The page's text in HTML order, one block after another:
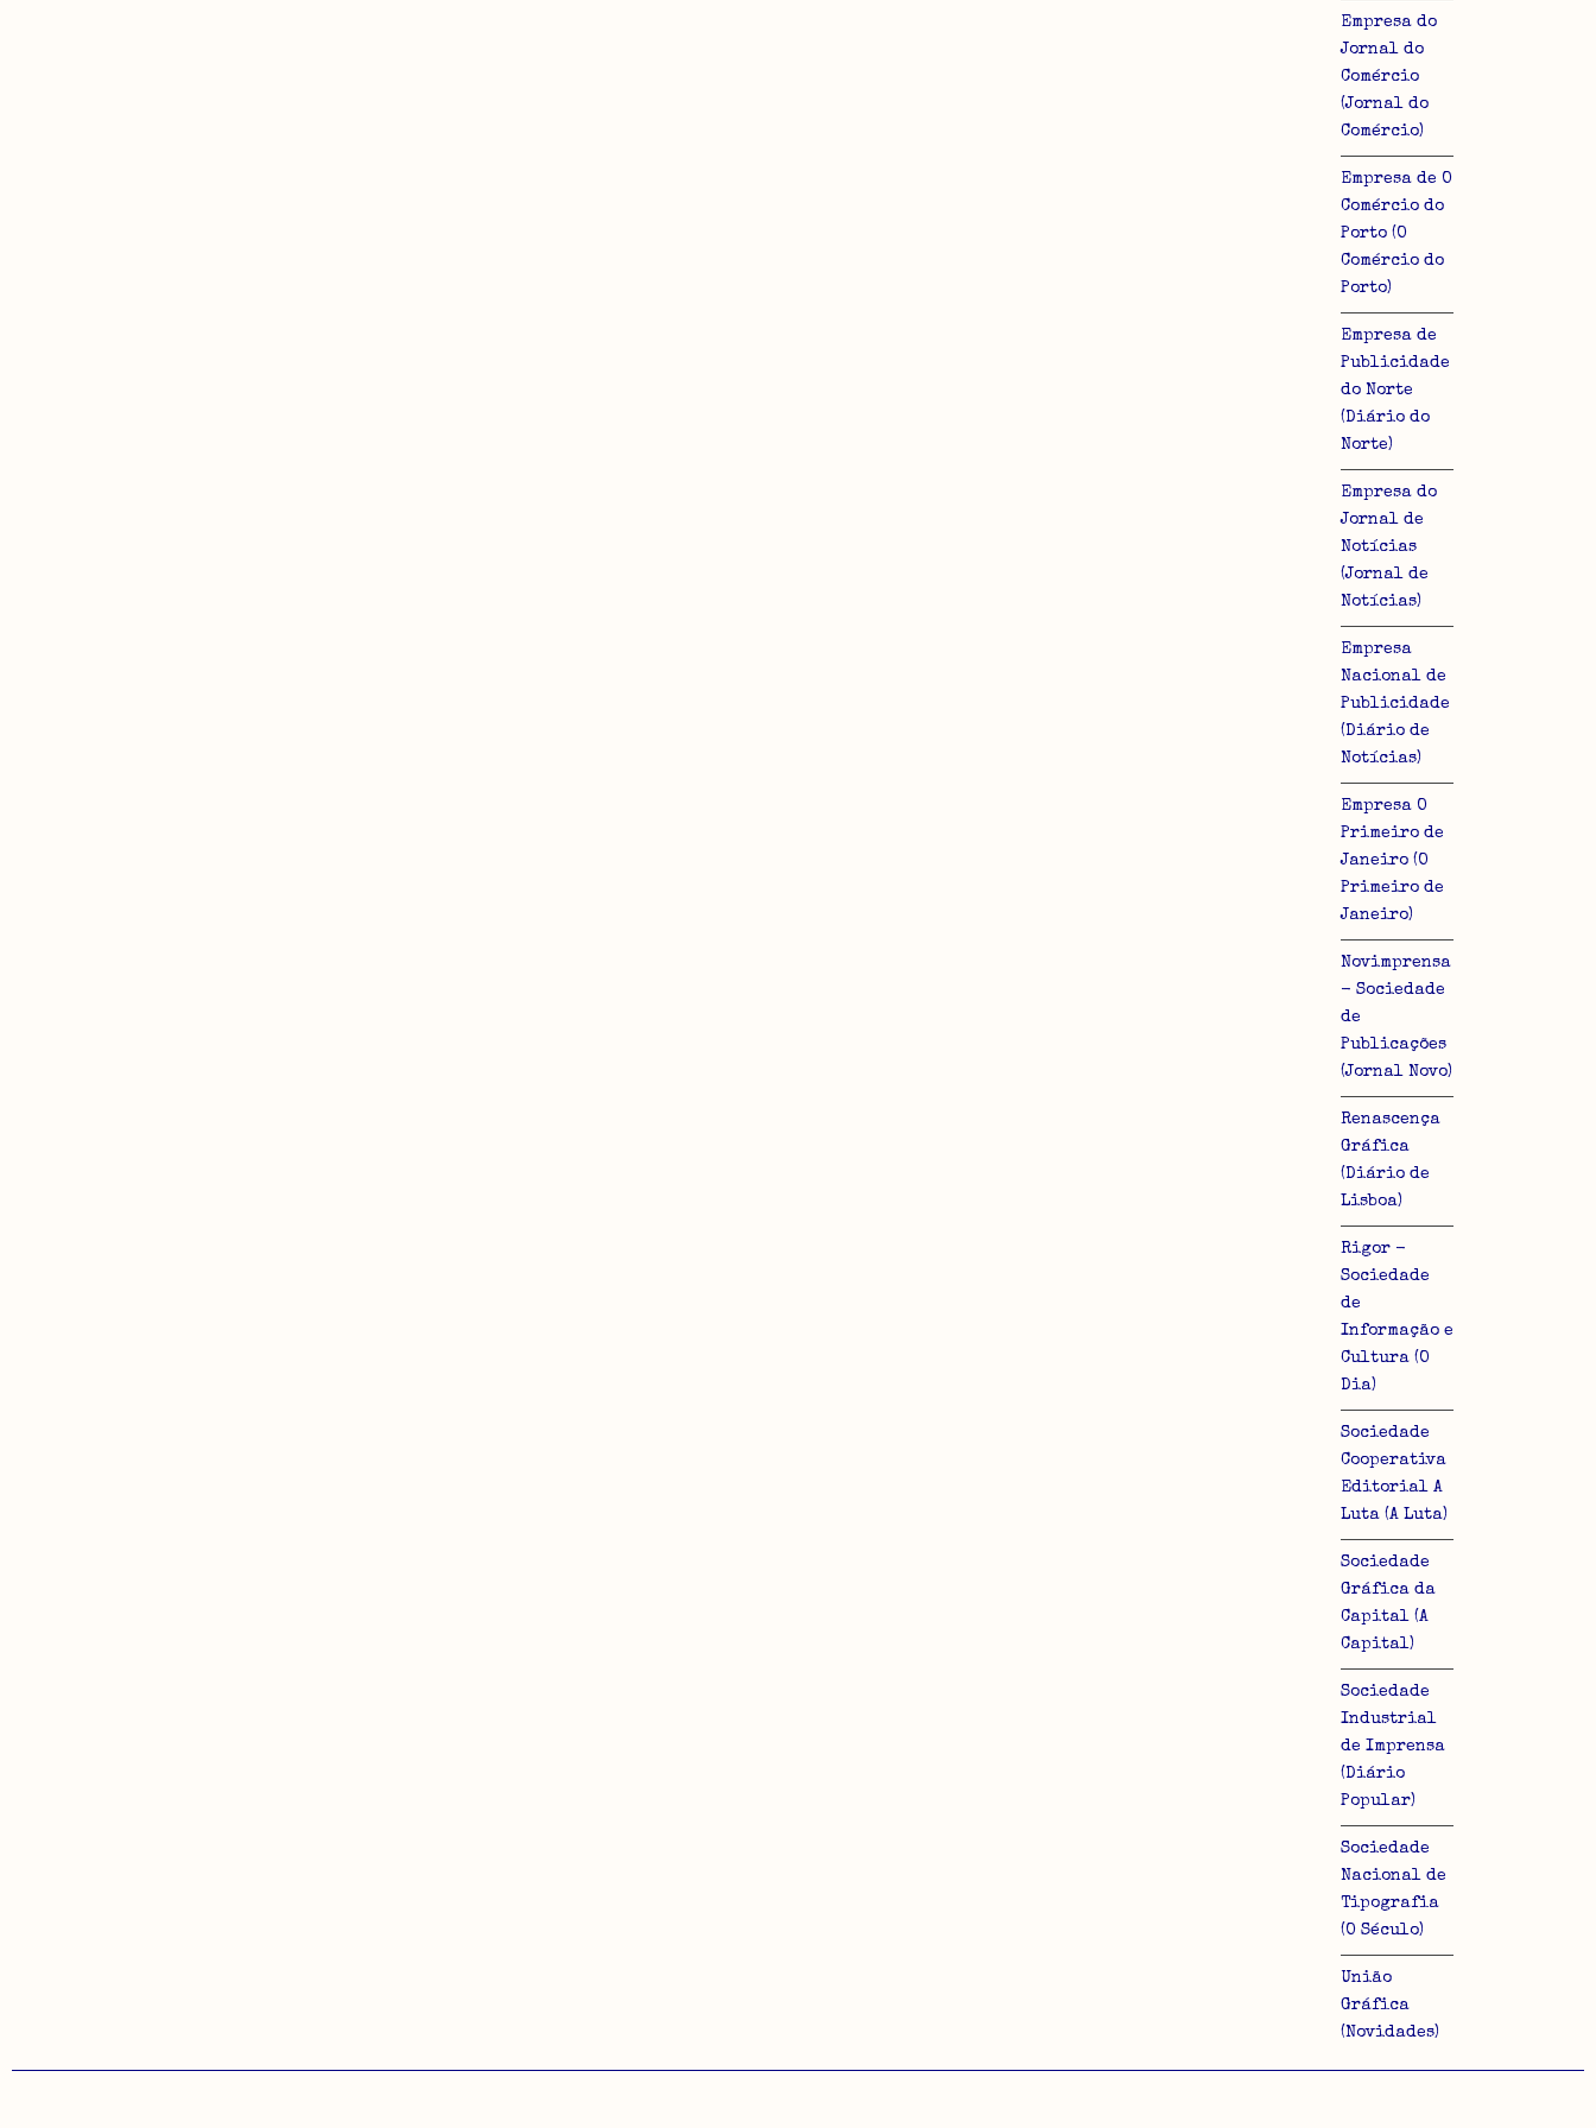
Empresa do
Jornal do
Comércio
(Jornal do
Comércio)
Empresa de O
Comércio do
Porto (O
Comércio do
Porto)
Empresa de
Publicidade
do Norte
(Diário do
Norte)
Empresa do
Jornal de
Notícias
(Jornal de
Notícias)
Empresa
Nacional de
Publicidade
(Diário de
Notícias)
Empresa O
Primeiro de
Janeiro (O
Primeiro de
Janeiro)
Novimprensa
- Sociedade
de
Publicações
(Jornal Novo)
Renascença
Gráfica
(Diário de
Lisboa)
Rigor -
Sociedade
de
Informação e
Cultura (O
Dia)
Sociedade
Cooperativa
Editorial A
Luta (A Luta)
Sociedade
Gráfica da
Capital (A
Capital)
Sociedade
Industrial
de Imprensa
(Diário
Popular)
Sociedade
Nacional de
Tipografia
(O Século)
União
Gráfica
(Novidades)